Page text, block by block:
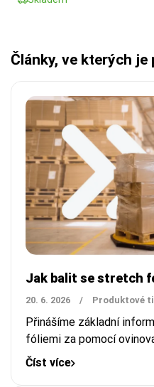
Články, ve kterých
Jak balit se stretch
20. 6. 2026 / Produktové
Přinášíme základní
fóliemi za pomocí
Číst více